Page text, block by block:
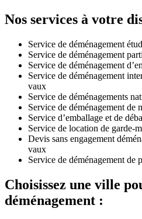
Nos services à votre
Service de déménagement
Service de déménagement
Service de déménagement
Service de déménagement
vaux
Service de déménagements
Service de déménagement de
Service d’emballage et de
Service de location de garde-
Devis sans engagement
vaux
Service de déménagement de
Choisissez une ville
déménagement :